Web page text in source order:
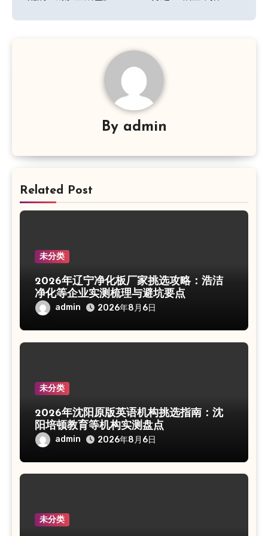
导
By admin
Related Post
未分类
2026年辽宁净化板厂家挑选攻略：浩洁
净化等企业实测梳理与避坑要点
admin 2026年8月6日
未分类
2026年沈阳原版英语机构挑选指南：沈
阳培顿教育等机构实测盘点
admin 2026年8月6日
未分类